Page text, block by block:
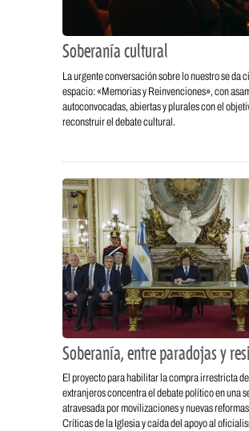
Soberanía cultural
La urgente conversación sobre lo nuestro se da
espacio: «Memorias y Reinvenciones», con
autoconvocadas, abiertas y plurales con el
reconstruir el debate cultural.
Soberanía, entre paradojas y
El proyecto para habilitar la compra irrestricta
extranjeros concentra el debate político en una
atravesada por movilizaciones y nuevas
Críticas de la Iglesia y caída del apoyo al